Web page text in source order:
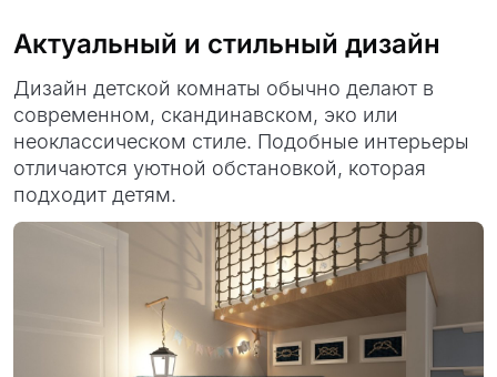
Актуальный и стильный дизайн
Дизайн детской комнаты обычно делают в
современном, скандинавском, эко или
неоклассическом стиле. Подобные интерьеры
отличаются уютной обстановкой, которая
подходит детям.